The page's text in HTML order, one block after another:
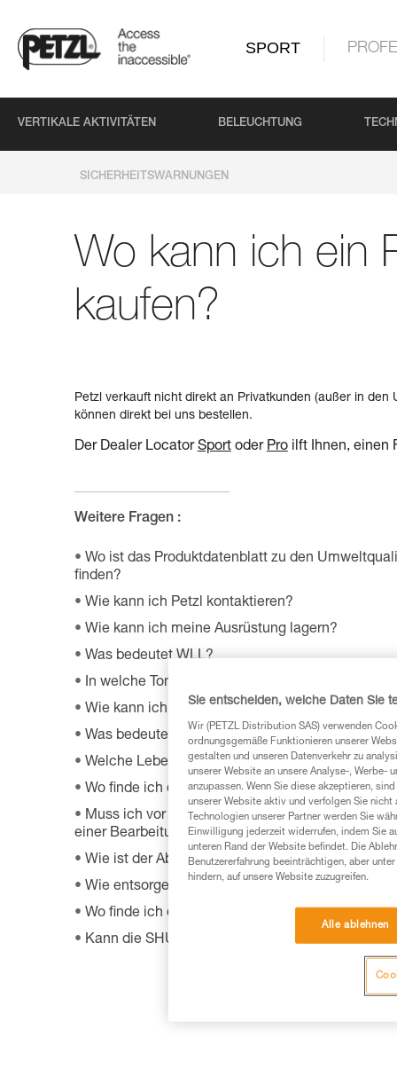
SPORT
VERTIKALE AKTIVITÄTEN BELEUCHTUNG
SICHERHEITSWARNUNGEN
Wo kann ich ein
kaufen?
Petzl verkauft nicht direkt an Privatkunden (außer in
können direkt bei uns bestellen.
Der Dealer LocatorSportoder Proilft Ihnen, einen
Weitere Fragen :
Wo ist das Produktdatenblatt zu den
finden?
Wie kann ich Petzl kontaktieren?
Wie kann ich meine Ausrüstung lagern?
Was bedeutet WLL?
In welche Tonne muss ich die Verpackung
Wie kann ich meine Petzl Ausrüstung warten?
Was bedeutet PSA?
Welche Lebensdauer hat meine Petzl
Wo finde ich das weltweite Händlernetz von
Muss ich vor Rücksendung eines fehlerhaften
einer Bearbeitungsnummer und einem
Wie ist der Ablauf des Garantieverfahrens bei
Wie entsorge ich meine Ausrüstung?
Wo finde ich das Herstellungsdatum meiner
Kann die SHUNT zum Selbstsichern benutzt
Sie entscheiden, welche Daten Sie
Wir (PETZL Distribution SAS) verwenden
ordnungsgemäße Funktionieren unserer
gestalten und unseren Datenverkehr zu
unserer Website an unsere Analyse-, Werbe-
anzupassen. Wenn Sie diese akzeptieren,
unserer Website aktiv und verfolgen Sie
Technologien unserer Partner werden Sie
Einwilligung jederzeit widerrufen, indem Sie
unteren Rand der Website befindet. Die
Benutzererfahrung beeinträchtigen, aber
hindern, auf unsere Website zuzugreifen.
Alle ablehnen